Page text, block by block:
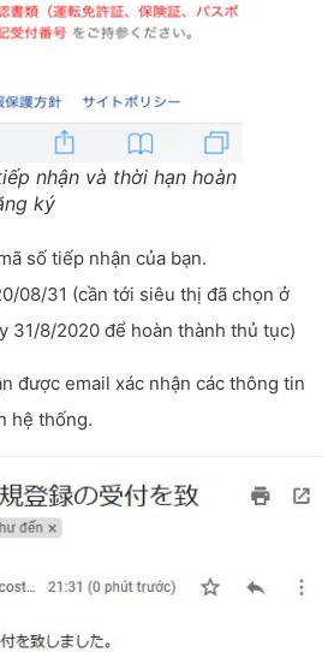
nhận và thời hạn hoàn
ký
số tiếp nhận của bạn.
08/31 (cần tới siêu thị đã chọn ở
31/8/2020 để hoàn thành thủ tục)
được email xác nhận các thông tin
hệ thống.